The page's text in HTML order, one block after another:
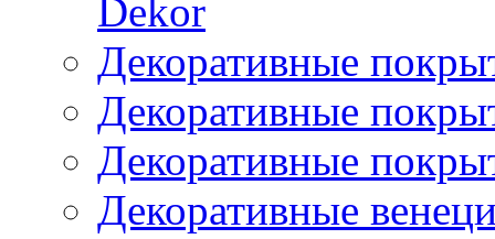
Dekor
Декоративные
Декоративные
Декоративные
Декоративные